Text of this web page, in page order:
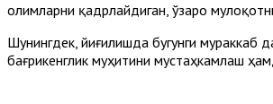
олимларни қадрлайдиган, ўзаро
Шунингдек, йиғилишда бугунги
бағрикенглик муҳитини мустаҳкамлаш